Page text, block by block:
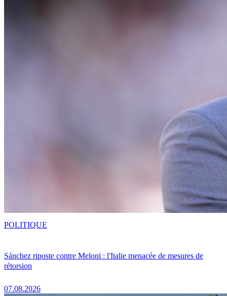
Sánchez riposte contre Meloni : l'Italie menacée de mesures de
rétorsion
07.08.2026
POLITIQUE